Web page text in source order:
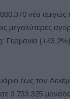
νέα αμιγώς
μεγαλύτερες
Γερμανία
έως τον
3.733.325